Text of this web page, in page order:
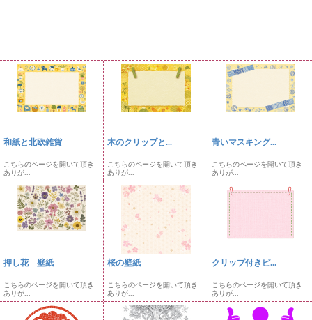
和紙と北欧雑貨
こちらのページを開いて頂き
ありが...
木のクリップと...
こちらのページを開いて頂き
ありが...
青いマスキング...
こちらのページを開いて頂き
ありが...
押し花 壁紙
こちらのページを開いて頂き
ありが...
桜の壁紙
こちらのページを開いて頂き
ありが...
クリップ付きピ...
こちらのページを開いて頂き
ありが...